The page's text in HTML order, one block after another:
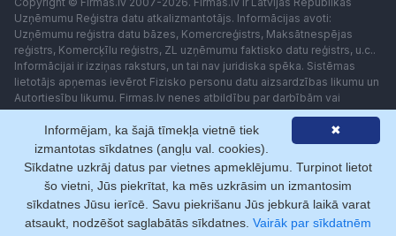
Uzņēmumu Reģistra datu atkalizmantotājs. Informācijas avoti:
Uzņēmumu reģistra datu bāzes, Komercreģistrs, Maksātnespējas
reģistrs, Komercķīlu reģistrs, ZL uzņēmumu faktisko datu reģistrs, u.c..
Informācijai ir izziņas raksturs, un tai nav juridiska spēka. Sistēmas
lietotājs apņemas ievērot Fizisko personu datu aizsardzības likumu un
Autortiesību likumu. Firmas.lv nenes atbildību par darbībām vai
lēmumiem, kas balstīti uz saņemto pakalpojumu. Lietotājam aizliegts
izmantot jebkādas automatizētas sistēmas vai iekārtas (robotus)
piekļuvei sistēmai bez rakstiskas saskaņošanas ar Firmas.lv. Galvenā
redaktore: Ingūna Pempere.
Lietošanas noteikumi
Privātuma politika Norēķini ar
✖
Informējam, ka šajā tīmekļa vietnē tiek
izmantotas sīkdatnes (angļu val. cookies).
Sīkdatne uzkrāj datus par vietnes apmeklējumu. Turpinot lietot
šo vietni, Jūs piekrītat, ka mēs uzkrāsim un izmantosim
sīkdatnes Jūsu ierīcē. Savu piekrišanu Jūs jebkurā laikā varat
atsaukt, nodzēšot saglabātās sīkdatnes. Vairāk par sīkdatnēm